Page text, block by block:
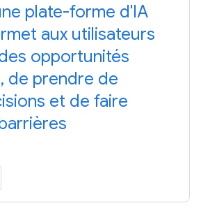
plate-forme d'IA
aux utilisateurs
opportunités
de prendre de
et de faire